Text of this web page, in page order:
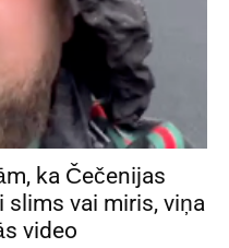
ka Čečenijas
slims vai miris, viņa
video